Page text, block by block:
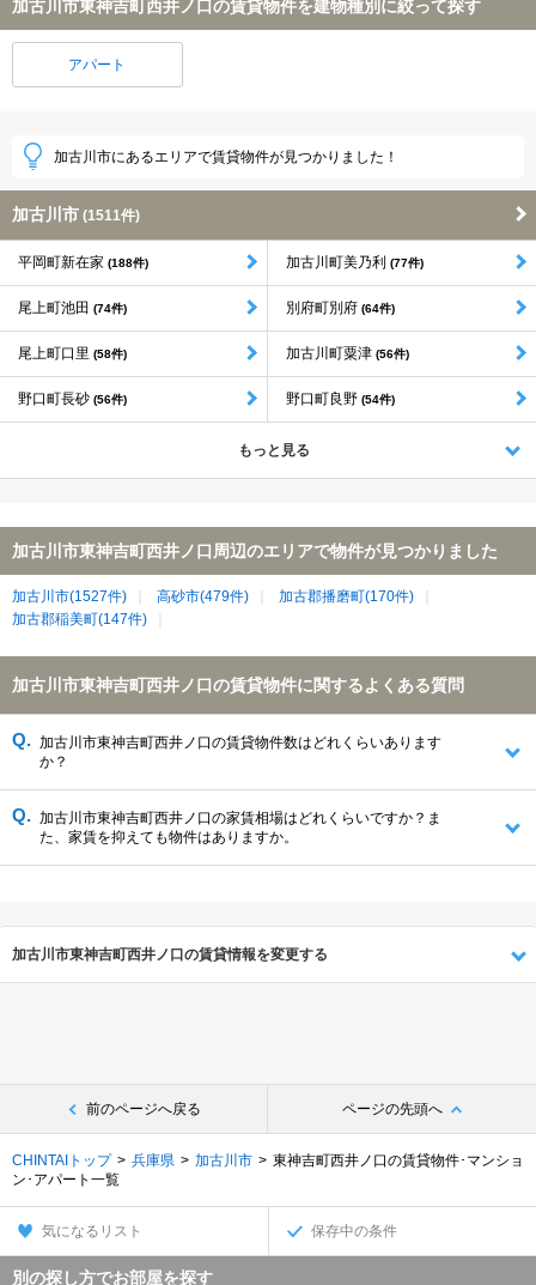
加古川市東神吉町西井ノ口の賃貸物件を建物種別に絞って探す
アパート
加古川市にあるエリアで賃貸物件が見つかりました！
加古川市 (1511件)
平岡町新在家 (188件) 加古川町美乃利 (77件)
尾上町池田 (74件) 別府町別府 (64件)
尾上町口里 (58件) 加古川町粟津 (56件)
野口町長砂 (56件) 野口町良野 (54件)
もっと見る
加古川市東神吉町西井ノ口周辺のエリアで物件が見つかりました
加古川市(1527件) 高砂市(479件)
加古郡播磨町(170件)
加古郡稲美町(147件)
加古川市東神吉町西井ノ口の賃貸物件に関するよくある質問
加古川市東神吉町西井ノ口の賃貸物件数はどれくらいあります
か？
加古川市東神吉町西井ノ口の家賃相場はどれくらいですか？ま
た、家賃を抑えても物件はありますか。
加古川市東神吉町西井ノ口の賃貸情報を変更する
前のページへ戻る ページの先頭へ
CHINTAIトップ 兵庫県 加古川市
東神吉町西井ノ口の賃貸物件･マンショ
ン･アパート一覧
気になるリスト 保存中の条件
別の探し方でお部屋を探す